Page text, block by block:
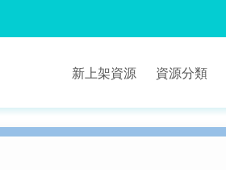
新上架資源 資源分類